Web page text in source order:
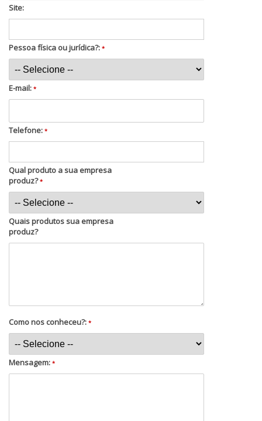
Site:
Pessoa física ou jurídica?: *
E-mail: *
Telefone: *
Qual produto a sua empresa
produz?*
Quais produtos sua empresa
produz?
Como nos conheceu?: *
Mensagem: *